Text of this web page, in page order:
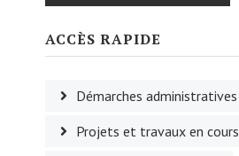
ACCÈS RAPIDE
Démarches administratives
Projets et travaux en cours